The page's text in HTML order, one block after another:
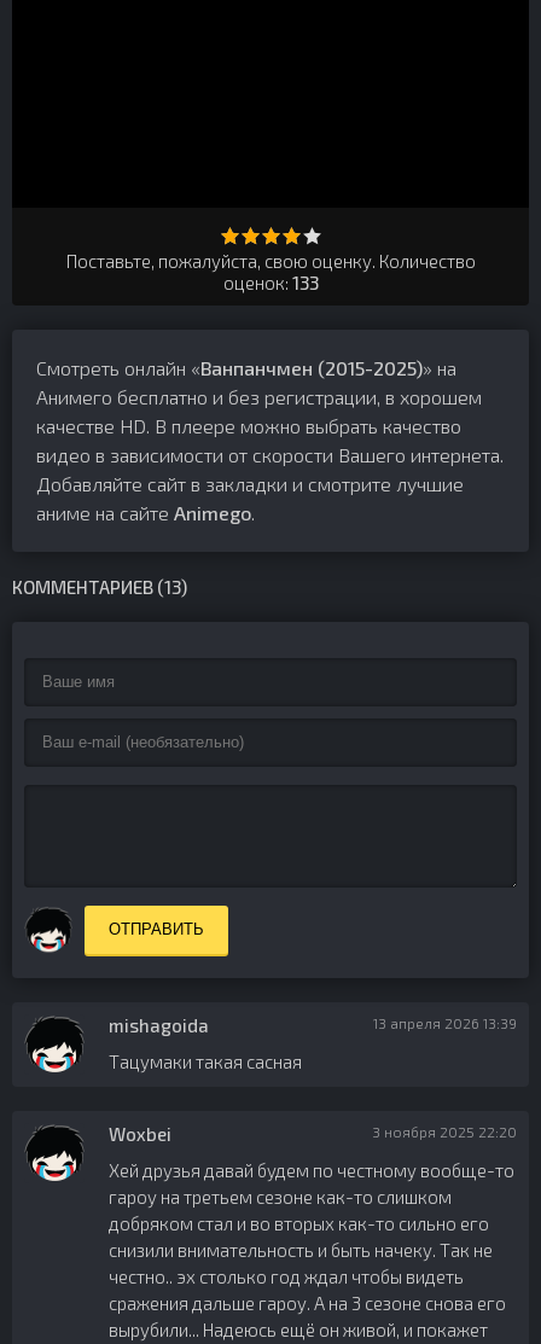
Поставьте, пожалуйста, свою оценку. Количество
оценок: 133
Смотреть онлайн «Ванпанчмен (2015-2025)» на
Анимего бесплатно и без регистрации, в хорошем
качестве HD. В плеере можно выбрать качество
видео в зависимости от скорости Вашего интернета.
Добавляйте сайт в закладки и смотрите лучшие
аниме на сайте Animego.
КОММЕНТАРИЕВ (13)
ОТПРАВИТЬ
mishagoida 13 апреля 2026 13:39
Тацумаки такая сасная
Woxbei 3 ноября 2025 22:20
Хей друзья давай будем по честному вообще-то
гароу на третьем сезоне как-то слишком
добряком стал и во вторых как-то сильно его
снизили внимательность и быть начеку. Так не
честно.. эх столько год ждал чтобы видеть
сражения дальше гароу. А на 3 сезоне снова его
вырубили... Надеюсь ещё он живой, и покажет